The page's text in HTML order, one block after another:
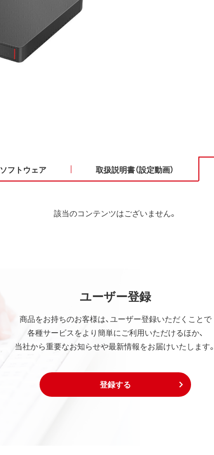
ソフトウェア 取扱説明書（設定動画）
該当のコンテンツはございません。
ユーザー登録
商品をお持ちのお客様は、ユーザー登録いただくことで
各種サービスをより簡単にご利用いただけるほか、
当社から重要なお知らせや最新情報をお届けいたします。
登録する